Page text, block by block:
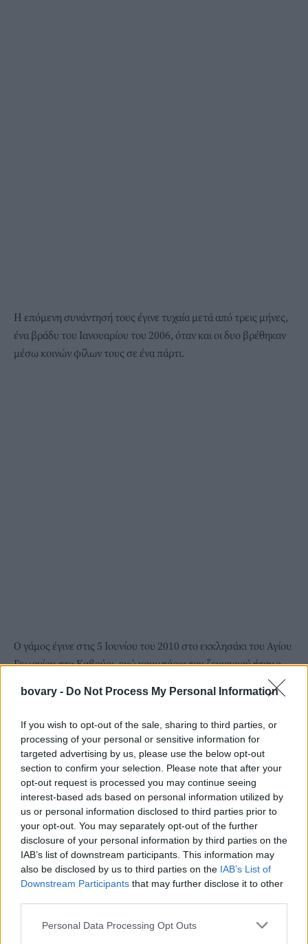
bovary - Do Not Process My Personal Information
If you wish to opt-out of the sale, sharing to third parties, or
processing of your personal or sensitive information for
targeted advertising by us, please use the below opt-out
section to confirm your selection. Please note that after your
opt-out request is processed you may continue seeing
interest-based ads based on personal information utilized by
us or personal information disclosed to third parties prior to
your opt-out. You may separately opt-out of the further
disclosure of your personal information by third parties on the
IAB’s list of downstream participants. This information may
also be disclosed by us to third parties on the IAB’s List of
Downstream Participants that may further disclose it to other
Personal Data Processing Opt Outs
Η επόμενη συνάντησή τους έγινε τυχαία μετά από τρεις μήνες,
ένα βράδυ του Ιανουαρίου του 2006, όταν και οι δυο βρέθηκαν
μέσω κοινών φίλων τους σε ένα πάρτι.
Ο γάμος έγινε στις 5 Ιουνίου του 2010 στο εκκλησάκι του Αγίου
Γεωργίου στο Καβούρι, ενώ κουμπάροι του ζευγαριού ήταν ο
Κριθαριώτη, η οποία μάλιστα σχεδίασε και το λαμπερό νυφικό